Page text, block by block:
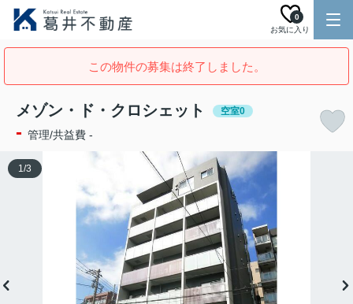
お気に入り
0
この物件の募集は終了しました。
メゾン・ド・クロシェット 空室0
- 管理/共益費 -
1/3